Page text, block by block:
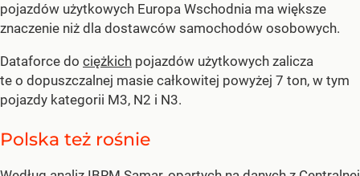
pojazdów użytkowych Europa Wschodnia ma większe
znaczenie niż dla dostawców samochodów osobowych.
Dataforce do ciężkich pojazdów użytkowych zalicza
te o dopuszczalnej masie całkowitej powyżej 7 ton, w tym
pojazdy kategorii M3, N2 i N3.
Polska też rośnie